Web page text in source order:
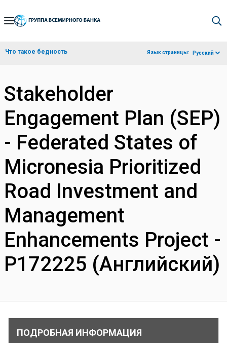
Skip
Navigation
Что такое бедность Язык страницы: Русский
Stakeholder
Engagement Plan (SEP)
- Federated States of
Micronesia Prioritized
Road Investment and
Management
Enhancements Project -
P172225 (Английский)
ПОДРОБНАЯ ИНФОРМАЦИЯ